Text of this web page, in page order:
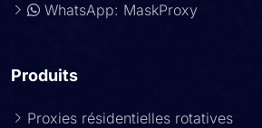
WhatsApp: MaskProxy
Produits
Proxies résidentielles rotatives